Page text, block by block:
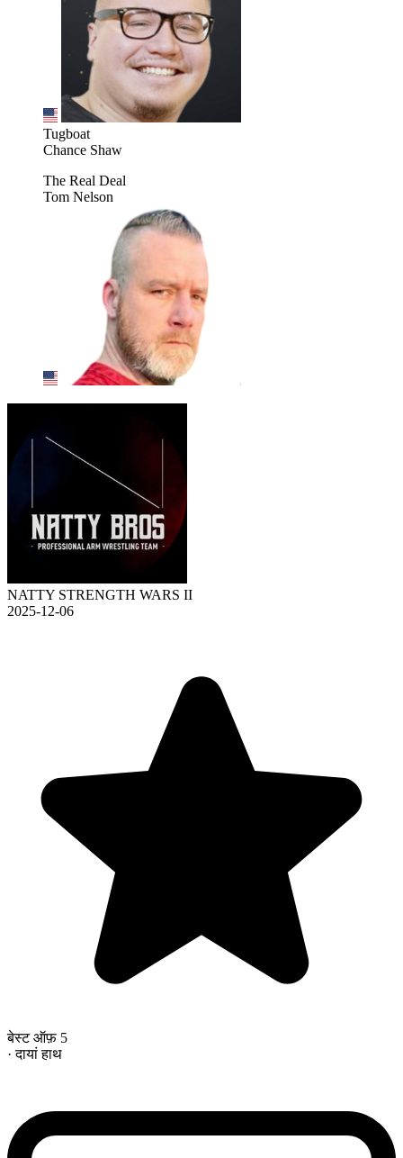
Tugboat
Chance Shaw
The Real Deal
Tom Nelson
NATTY STRENGTH WARS II
2025-12-06
बेस्ट ऑफ़ 5
· दायां हाथ